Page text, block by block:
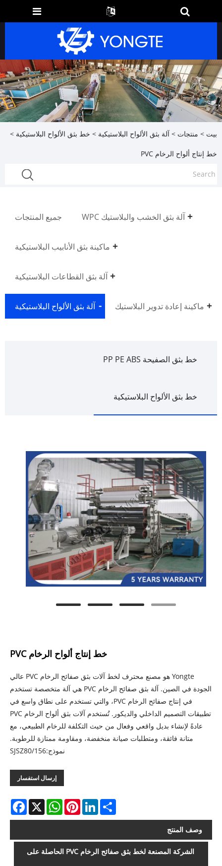
بيت > منتجات > آلة بثق الألواح البلاستيكية > خط بثق الألواح البلاستيكية >
خط إنتاج ألواح الرخام PVC
جميع المنتجات آلة بثق الخشب والبلاستيك WPC
ماكينة بثق الأنابيب البلاستيكية
آلة بثق القطاعات البلاستيكية
آلة بثق الألواح البلاستيكية ماكينة إعادة تدوير البلاستيك
خط بثق الصفيحة PP PE ABS
خط بثق الألواح البلاستيكية
خط إنتاج ألواح الرخام PVC
Yongte هو مصنع محترف لخط آلات بثق صفائح الرخام PVC عالي
الجودة في الصين. آلة بثق صفائح الرخام PVC هي آلة متخصصة تستخدم
في إنتاج صفائح الرخام PVC، والتي تستخدم على نطاق واسع في
تطبيقات التصميم الداخلي والديكور. تُستخدم آلات بثق ألواح الرخام PVC
عادةً لإنشاء بديل واقعي وفعال من حيث التكلفة للرخام الطبيعي، مع
متانة فائقة، ومتطلبات صيانة منخفضة، ومقاومة ممتازة للرطوبة.
نموذج:SJSZ80/156
إرسال استفسار
X
WhatsAppPinterestLinkedInShare
وصف المنتج
الشركة المصنعة لخط بثق صفائح الرخام PVC الحاصلة على